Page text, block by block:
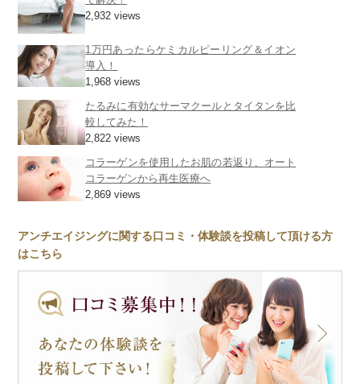
2,932 views
1万円あったらケミカルピーリング＆イオン
導入！
1,968 views
たるみに有効なサーマクールとタイタンを比
較してみた！
2,822 views
コラーゲンを使用したお肌の若返り、オート
コラーゲンから再生医療へ
2,869 views
アンチエイジングに関する口コミ・体験談を投稿して頂ける方
はこちら